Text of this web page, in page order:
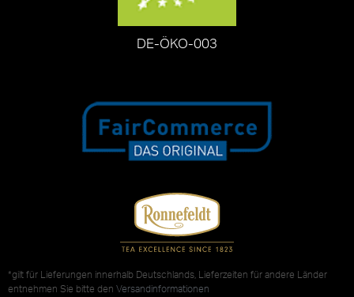
DE-ÖKO-003
*gilt für Lieferungen innerhalb Deutschlands, Lieferzeiten für andere Länder
entnehmen Sie bitte den Versandinformationen